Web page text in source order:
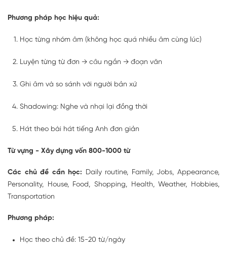
Phương pháp học hiệu quả:
Học từng nhóm âm (không học quá nhiều âm cùng lúc)
Luyện từng từ đơn → câu ngắn → đoạn văn
Ghi âm và so sánh với người bản xứ
Shadowing: Nghe và nhại lại đồng thời
Hát theo bài hát tiếng Anh đơn giản
Từ vựng - Xây dựng vốn 800-1000 từ
Các chủ đề cần học: Daily routine, Family, Jobs, Appearance,
Personality, House, Food, Shopping, Health, Weather, Hobbies,
Transportation
Phương pháp:
Học theo chủ đề: 15-20 từ/ngày